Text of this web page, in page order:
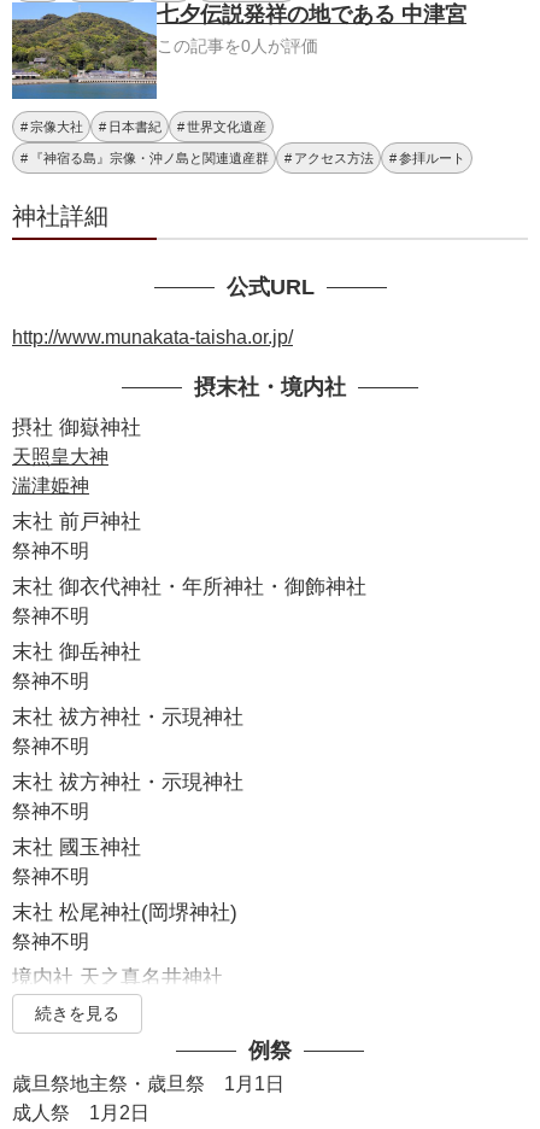
七夕伝説発祥の地である 中津宮
この記事を0人が評価
宗像大社 日本書紀 世界文化遺産
『神宿る島』宗像・沖ノ島と関連遺産群 アクセス方法 参拝ルート
神社詳細
公式URL
http://www.munakata-taisha.or.jp/
摂末社・境内社
摂社 御嶽神社
天照皇大神
湍津姫神
末社 前戸神社
祭神不明
末社 御衣代神社・年所神社・御飾神社
祭神不明
末社 御岳神社
祭神不明
末社 祓方神社・示現神社
祭神不明
末社 祓方神社・示現神社
祭神不明
末社 國玉神社
祭神不明
末社 松尾神社(岡堺神社)
祭神不明
境内社 天之真名井神社
祭神不明
祭神不明
続きを見る
例祭
歳旦祭地主祭・歳旦祭 1月1日
成人祭 1月2日